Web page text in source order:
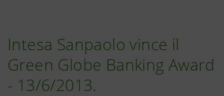
Intesa Sanpaolo vince il
Green Globe Banking Award
- 13/6/2013.